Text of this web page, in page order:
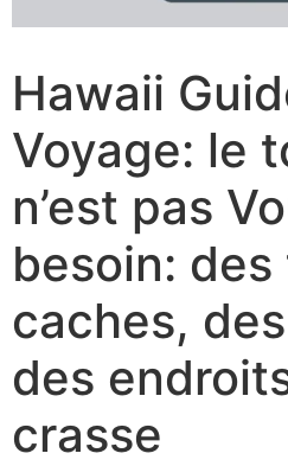
Hawaii
Voyage: le
n’est pas
besoin:
caches,
des
crasse